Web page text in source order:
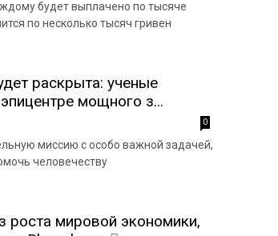
будет выплачено по тысяче
по несколько тысяч гривен
раскрыта: ученые
мощного з...
0
миссию с особо важной задачей,
человечеству
роста мировой экономики,